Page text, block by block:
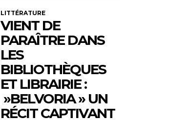
LITTÉRATURE
VIENT DE
PARAÎTRE DANS
LES
BIBLIOTHÈQUES
ET LIBRAIRIE :
»BELVORIA » UN
RÉCIT CAPTIVANT